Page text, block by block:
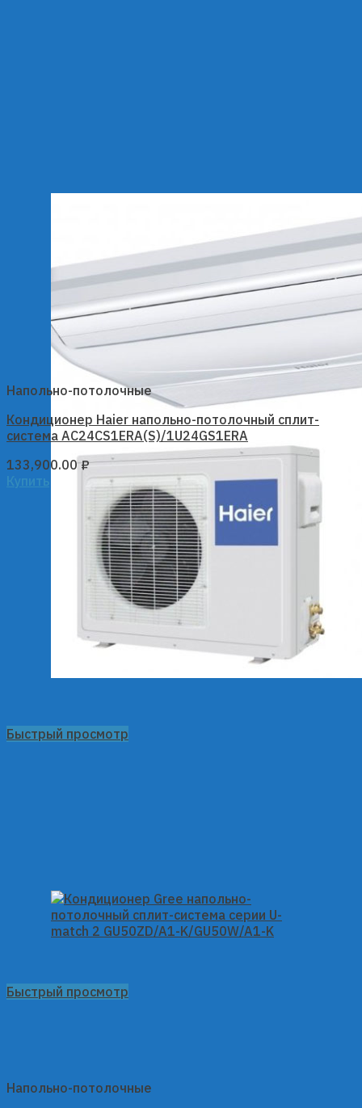
Быстрый просмотр
Напольно-потолочные
Кондиционер Haier напольно-потолочный сплит-
система AC24CS1ERA(S)/1U24GS1ERA
133,900.00₽
Купить
Быстрый просмотр
Напольно-потолочные